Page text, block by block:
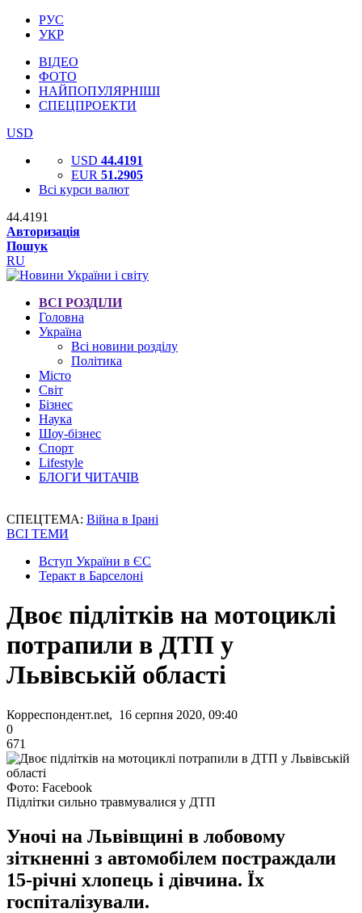
РУС
УКР
ВІДЕО
ФОТО
НАЙПОПУЛЯРНІШІ
СПЕЦПРОЕКТИ
USD
USD 44.4191
EUR 51.2905
Всі курси валют
44.4191
Авторизація
Пошук
RU
ВСІ РОЗДІЛИ
Головна
Україна
Всі новини розділу
Політика
Місто
Світ
Бізнес
Наука
Шоу-бізнес
Спорт
Lifestyle
БЛОГИ ЧИТАЧІВ
СПЕЦТЕМА: Війна в Ірані
ВСІ ТЕМИ
Вступ України в ЄС
Теракт в Барселоні
Двоє підлітків на мотоциклі
потрапили в ДТП у
Львівській області
Корреспондент.net, 16 серпня 2020, 09:40
0
671
Фото: Facebook
Підлітки сильно травмувалися у ДТП
Уночі на Львівщині в лобовому
зіткненні з автомобілем постраждали
15-річні хлопець і дівчина. Їх
госпіталізували.